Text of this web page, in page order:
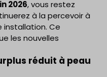
2026, vous restez
à la percevoir à
installation. Ce
les nouvelles
réduit à peau